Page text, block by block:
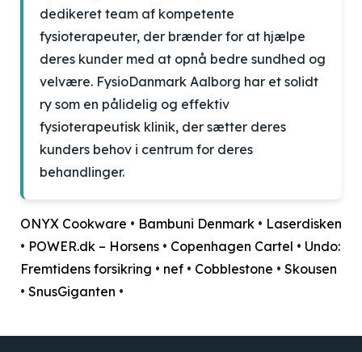
dedikeret team af kompetente
fysioterapeuter, der brænder for at hjælpe
deres kunder med at opnå bedre sundhed og
velvære. FysioDanmark Aalborg har et solidt
ry som en pålidelig og effektiv
fysioterapeutisk klinik, der sætter deres
kunders behov i centrum for deres
behandlinger.
ONYX Cookware • Bambuni Denmark • Laserdisken
• POWER.dk – Horsens • Copenhagen Cartel • Undo:
Fremtidens forsikring • nef • Cobblestone • Skousen
• SnusGiganten •